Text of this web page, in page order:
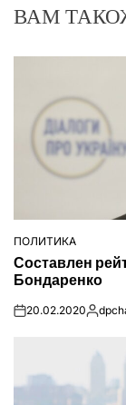
ВАМ
ОПУБЛІКУВАТИ
У
ПОЛИТИКА
Составлен
Бондаренко
on20.02.2020